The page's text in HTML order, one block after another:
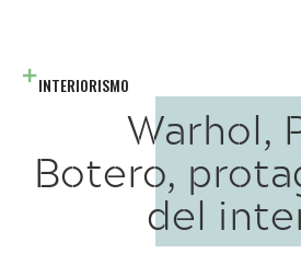
INTERIORISMO
Warhol,
Botero,
del